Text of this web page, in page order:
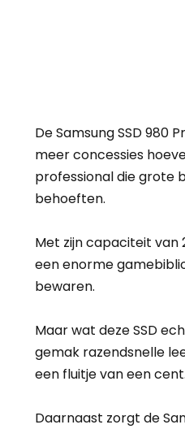
De Samsung SSD
meer concessies
professional die grote
behoeften.
Met zijn capaciteit van
een enorme
bewaren.
Maar wat deze SSD
gemak razendsnelle
een fluitje van een
Daarnaast zorgt de